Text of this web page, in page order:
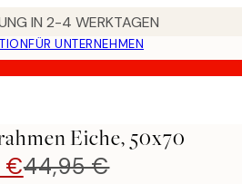
IN 2-4 WERKTAGEN
FÜR UNTERNEHMEN
Eiche, 50x70
€44,95 €